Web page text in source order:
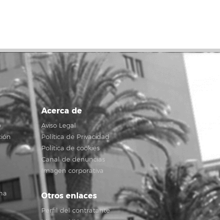
Acerca de
Aviso Legal
Política de Privacidad
Política de cookies
Canal de denuncias
Imagen corporativa
Otros enlaces
Perfil del contratante